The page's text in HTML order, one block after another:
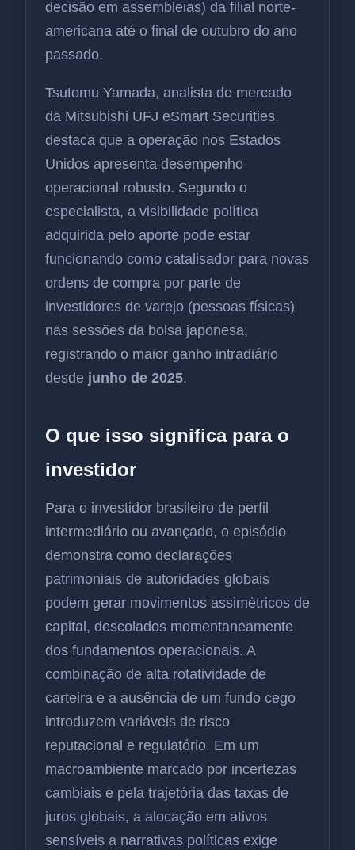
decisão em assembleias) da filial norte-
americana até o final de outubro do ano
passado.
Tsutomu Yamada, analista de mercado
da Mitsubishi UFJ eSmart Securities,
destaca que a operação nos Estados
Unidos apresenta desempenho
operacional robusto. Segundo o
especialista, a visibilidade política
adquirida pelo aporte pode estar
funcionando como catalisador para novas
ordens de compra por parte de
investidores de varejo (pessoas físicas)
nas sessões da bolsa japonesa,
registrando o maior ganho intradiário
desde junho de 2025.
O que isso significa para o
investidor
Para o investidor brasileiro de perfil
intermediário ou avançado, o episódio
demonstra como declarações
patrimoniais de autoridades globais
podem gerar movimentos assimétricos de
capital, descolados momentaneamente
dos fundamentos operacionais. A
combinação de alta rotatividade de
carteira e a ausência de um fundo cego
introduzem variáveis de risco
reputacional e regulatório. Em um
macroambiente marcado por incertezas
cambiais e pela trajetória das taxas de
juros globais, a alocação em ativos
sensíveis a narrativas políticas exige